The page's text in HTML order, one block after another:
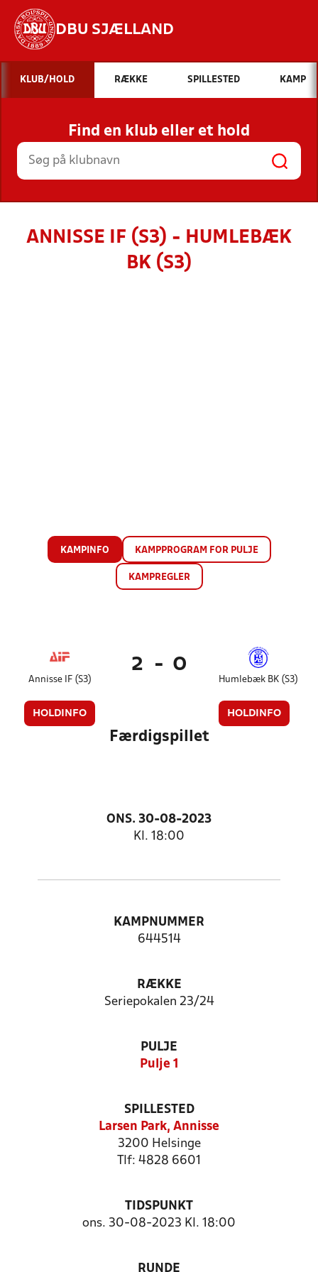
DBU SJÆLLAND
Hvad vil du søge efter?
INDHOLD OG NYHEDER
STILLINGER, RESULTATER, KLUBBER OG
HOLD
KLUB/HOLD RÆKKE SPILLESTED KAMP
Find en klub eller et hold
ANNISSE IF (S3) - HUMLEBÆK
BK (S3)
KAMPINFO KAMPPROGRAM FOR PULJE
KAMPREGLER
Annisse IF (S3)
HOLDINFO
2 - 0
Humlebæk BK (S3)
HOLDINFO
Færdigspillet
ONS. 30-08-2023
Kl. 18:00
KAMPNUMMER
644514
RÆKKE
Seriepokalen 23/24
PULJE
Pulje 1
SPILLESTED
Larsen Park, Annisse
3200 Helsinge
Tlf: 4828 6601
TIDSPUNKT
ons. 30-08-2023 Kl. 18:00
RUNDE